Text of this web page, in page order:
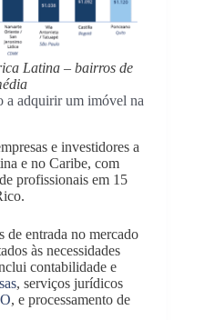
Latina – bairros de
adquirir um imóvel na
e investidores a
e no Caribe, com
profissionais em 15
de entrada no mercado
às necessidades
contabilidade e
, serviços jurídicos
, e processamento de